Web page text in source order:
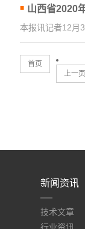
山西省2020
本报讯记者12月
首页
上一页
新闻资讯
技术文章